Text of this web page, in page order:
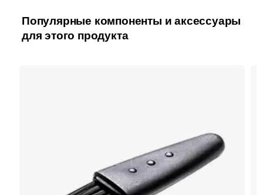
Популярные компоненты и аксессуары
для этого продукта